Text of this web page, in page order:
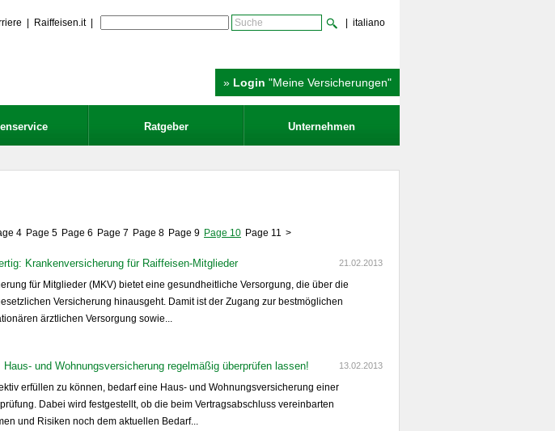
Raiffeisen.it| | italiano
» Login "Meine Versicherungen"
Ratgeber Unternehmen
4 Page 5 Page 6 Page 7 Page 8 Page 9 Page 10 Page 11 >
Krankenversicherung für Raiffeisen-Mitglieder 21.02.2013
für Mitglieder (MKV) bietet eine gesundheitliche Versorgung, die über die
Versicherung hinausgeht. Damit ist der Zugang zur bestmöglichen
ärztlichen Versorgung sowie...
und Wohnungsversicherung regelmäßig überprüfen lassen! 13.02.2013
erfüllen zu können, bedarf eine Haus- und Wohnungsversicherung einer
Dabei wird festgestellt, ob die beim Vertragsabschluss vereinbarten
und Risiken noch dem aktuellen Bedarf...